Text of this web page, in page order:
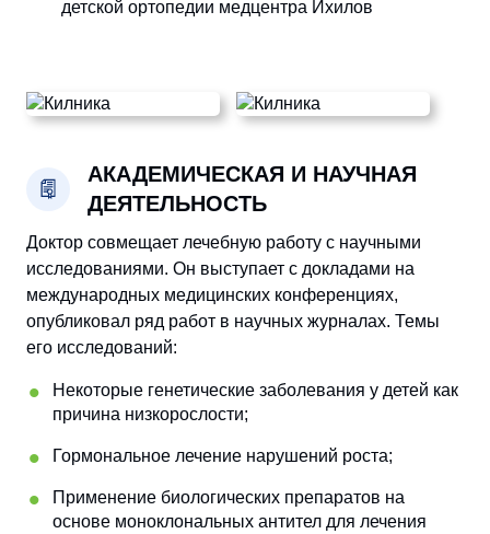
детской ортопедии медцентра Ихилов
АКАДЕМИЧЕСКАЯ И НАУЧНАЯ
ДЕЯТЕЛЬНОСТЬ
Доктор совмещает лечебную работу с научными
исследованиями. Он выступает с докладами на
международных медицинских конференциях,
опубликовал ряд работ в научных журналах. Темы
его исследований:
Некоторые генетические заболевания у детей как
причина низкорослости;
Гормональное лечение нарушений роста;
Применение биологических препаратов на
основе моноклональных антител для лечения